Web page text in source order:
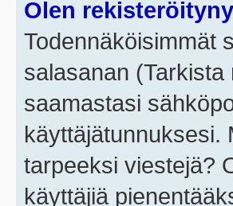
Olen
Todennäköisimmät
salasanan
saamastasi
käyttäjätunnuksesi.
tarpeeksi viestejä?
käyttäjiä